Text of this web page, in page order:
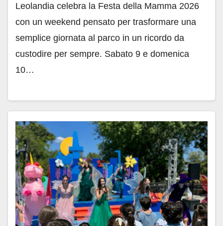
Leolandia celebra la Festa della Mamma 2026
con un weekend pensato per trasformare una
semplice giornata al parco in un ricordo da
custodire per sempre. Sabato 9 e domenica
10…